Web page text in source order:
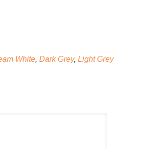
White, Dark Grey, Light Grey